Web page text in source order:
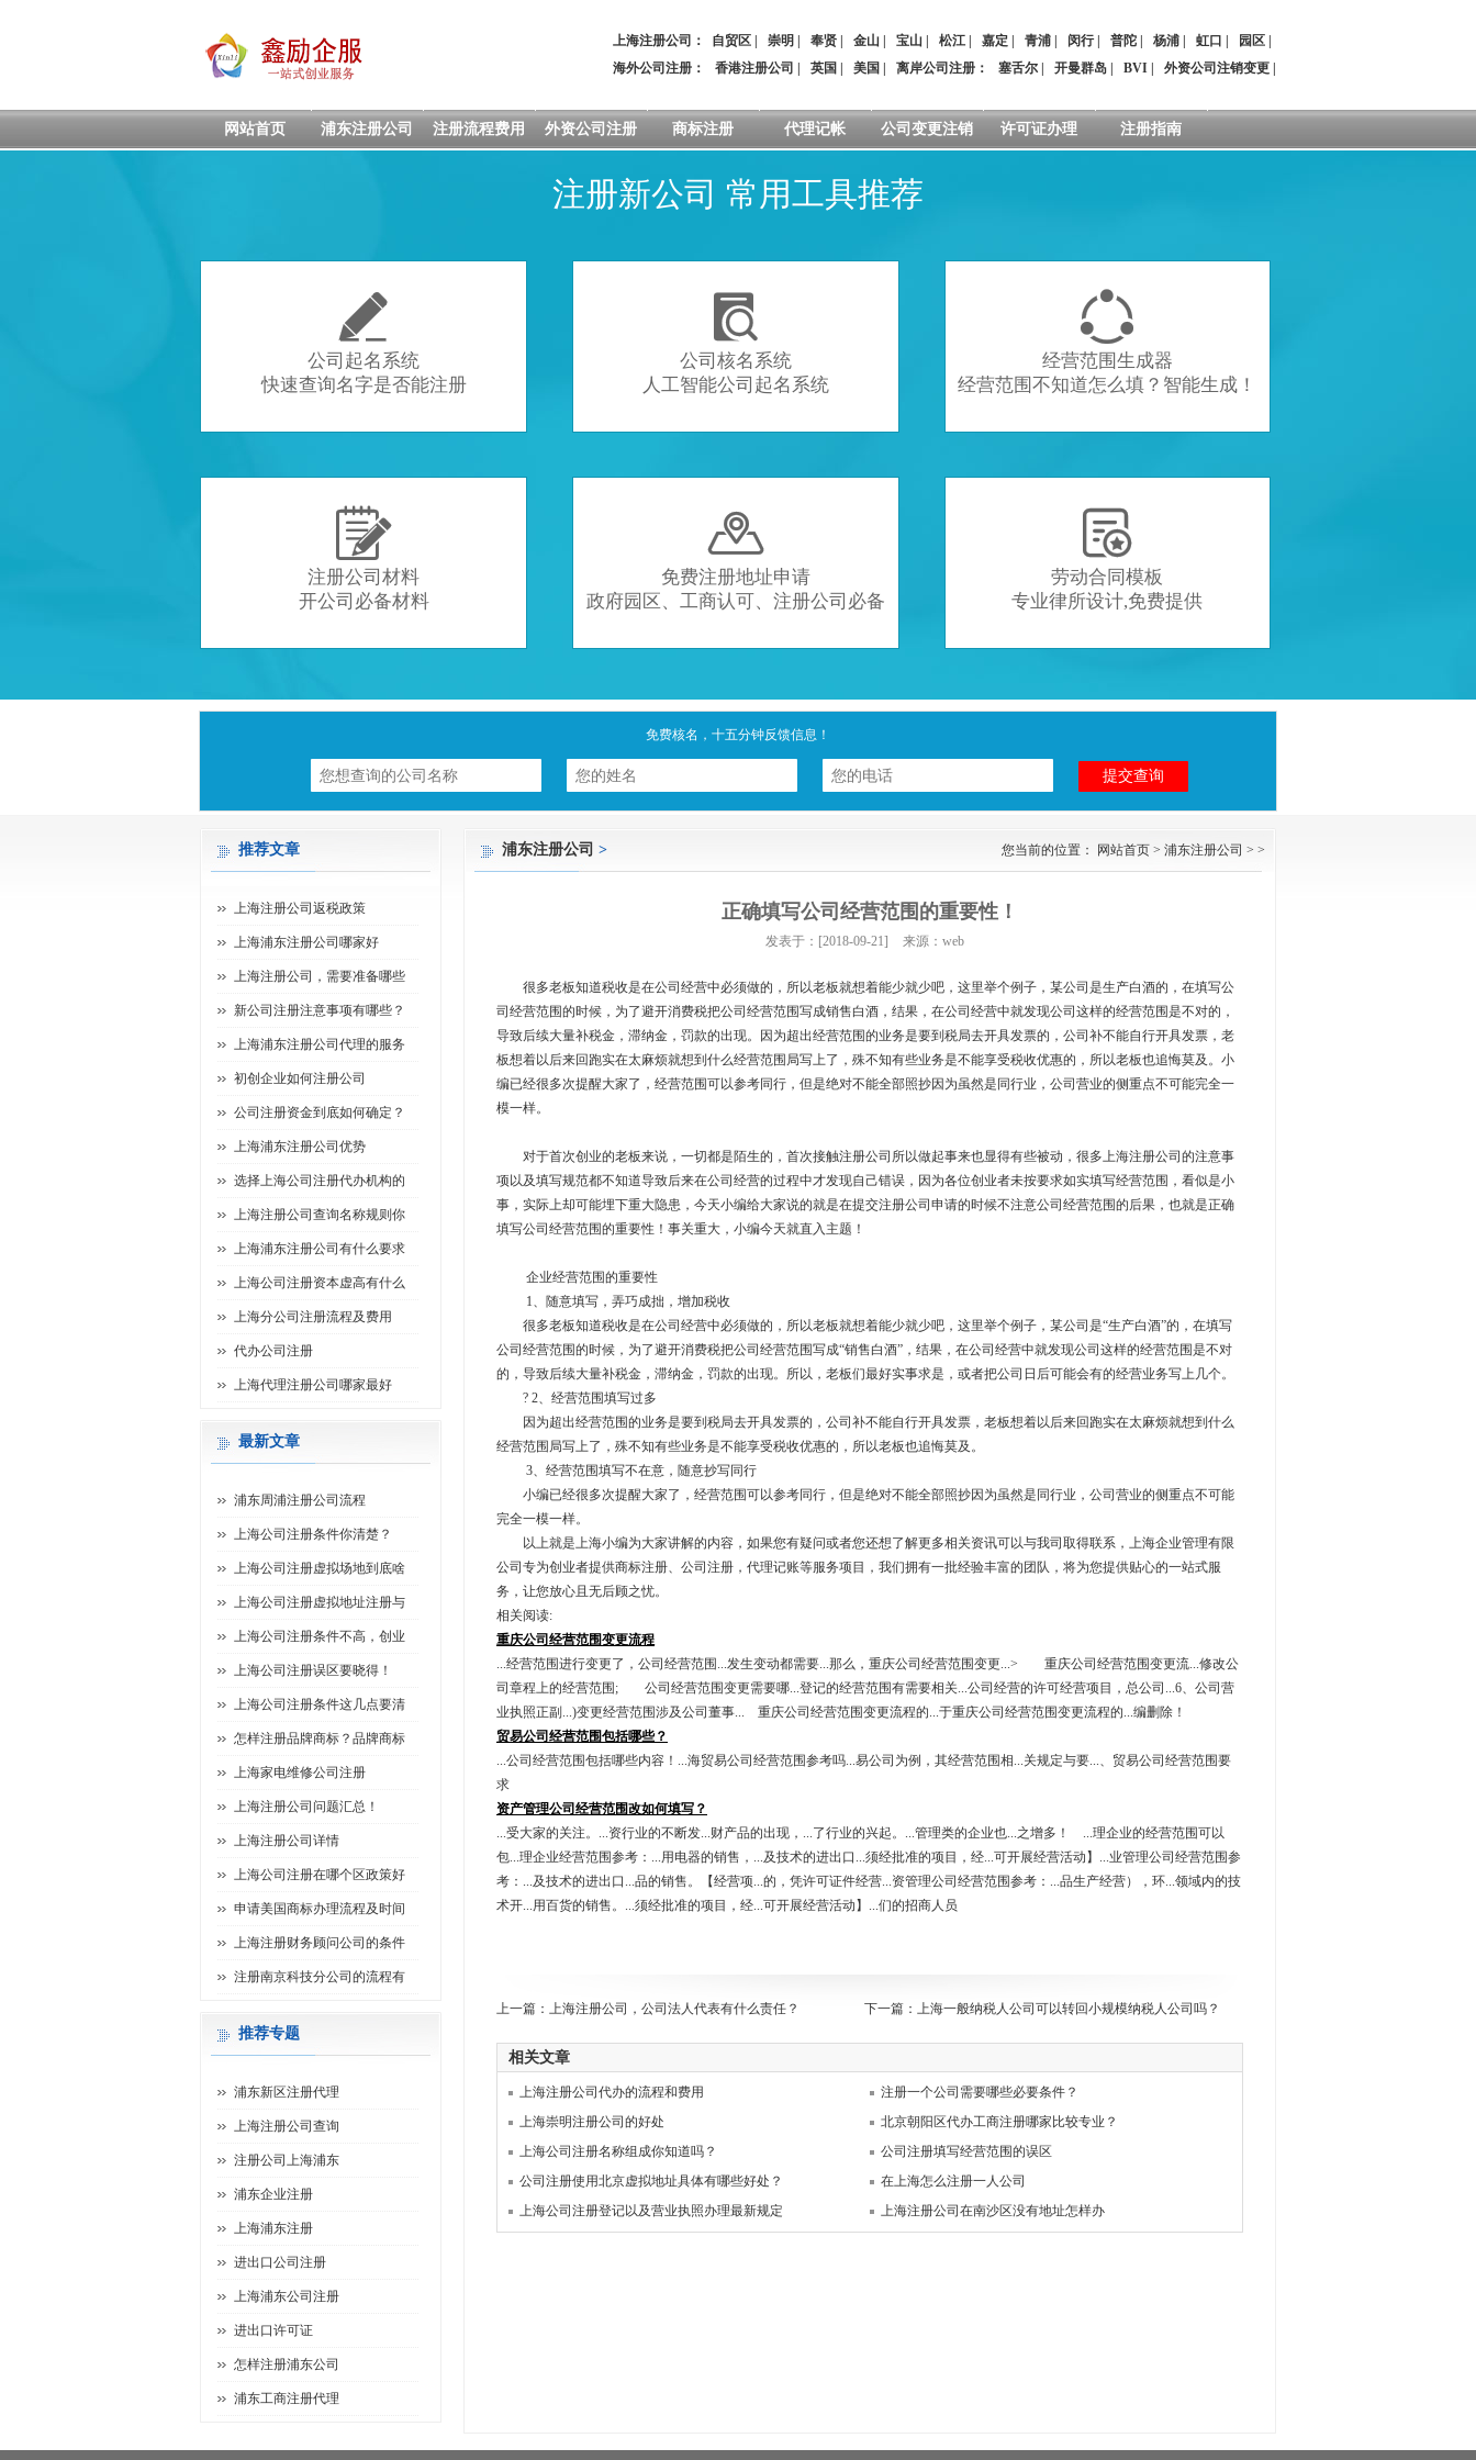
上海注册公司： 自贸区 崇明 奉贤 金山 宝山 松江 嘉定 青浦 闵行| 普陀 杨浦 虹口 园区
海外公司注册：
香港注册公司 英国 美国 离岸公司注册 ： 塞舌尔 开曼群岛 BVI 外资公司注销变更
网站首页 浦东注册公司 注册流程费用 外资公司注册 商标注册 代理记帐 公司变更注销 许可证办理 注册指南
注册新公司 常用工具推荐

公司起名系统
快速查询名字是否能注册

公司核名系统
人工智能公司起名系统

经营范围生成器
经营范围不知道怎么填？智能生成！

注册公司材料
开公司必备材料

免费注册地址申请
政府园区、工商认可、注册公司必备

劳动合同模板
专业律所设计,免费提供
免费核名，十五分钟反馈信息！
浦东注册公司 > 您当前的位置： 网站首页 > 浦东注册公司 > >
正确填写公司经营范围的重要性！
发表于：[2018-09-21] 来源：web
很多老板知道税收是在公司经营中必须做的，所以老板就想着能少就少吧，这里举个例子，某公司是生产白酒的，在填写公
司经营范围的时候，为了避开消费税把公司经营范围写成销售白酒，结果，在公司经营中就发现公司这样的经营范围是不对的，
导致后续大量补税金，滞纳金，罚款的出现。因为超出经营范围的业务是要到税局去开具发票的，公司补不能自行开具发票，老
板想着以后来回跑实在太麻烦就想到什么经营范围局写上了，殊不知有些业务是不能享受税收优惠的，所以老板也追悔莫及。小
编已经很多次提醒大家了，经营范围可以参考同行，但是绝对不能全部照抄因为虽然是同行业，公司营业的侧重点不可能完全一
模一样。
对于首次创业的老板来说，一切都是陌生的，首次接触注册公司所以做起事来也显得有些被动，很多上海注册公司的注意事
项以及填写规范都不知道导致后来在公司经营的过程中才发现自己错误，因为各位创业者未按要求如实填写经营范围，看似是小
事，实际上却可能埋下重大隐患，今天小编给大家说的就是在提交注册公司申请的时候不注意公司经营范围的后果，也就是正确
填写公司经营范围的重要性！事关重大，小编今天就直入主题！
企业经营范围的重要性
1、随意填写，弄巧成拙，增加税收
很多老板知道税收是在公司经营中必须做的，所以老板就想着能少就少吧，这里举个例子，某公司是“生产白酒”的，在填写
公司经营范围的时候，为了避开消费税把公司经营范围写成“销售白酒”，结果，在公司经营中就发现公司这样的经营范围是不对
的，导致后续大量补税金，滞纳金，罚款的出现。所以，老板们最好实事求是，或者把公司日后可能会有的经营业务写上几个。
? 2、经营范围填写过多
因为超出经营范围的业务是要到税局去开具发票的，公司补不能自行开具发票，老板想着以后来回跑实在太麻烦就想到什么
经营范围局写上了，殊不知有些业务是不能享受税收优惠的，所以老板也追悔莫及。
3、经营范围填写不在意，随意抄写同行
小编已经很多次提醒大家了，经营范围可以参考同行，但是绝对不能全部照抄因为虽然是同行业，公司营业的侧重点不可能
完全一模一样。
以上就是上海小编为大家讲解的内容，如果您有疑问或者您还想了解更多相关资讯可以与我司取得联系，上海企业管理有限
公司专为创业者提供商标注册、公司注册，代理记账等服务项目，我们拥有一批经验丰富的团队，将为您提供贴心的一站式服
务，让您放心且无后顾之忧。
相关阅读:
重庆公司经营范围变更流程
...经营范围进行变更了，公司经营范围...发生变动都需要...那么，重庆公司经营范围变更...> 重庆公司经营范围变更流...修改公
司章程上的经营范围; 公司经营范围变更需要哪...登记的经营范围有需要相关...公司经营的许可经营项目，总公司...6、公司营
业执照正副...)变更经营范围涉及公司董事... 重庆公司经营范围变更流程的...于重庆公司经营范围变更流程的...编删除！
贸易公司经营范围包括哪些？
...公司经营范围包括哪些内容！...海贸易公司经营范围参考吗...易公司为例，其经营范围相...关规定与要...、贸易公司经营范围要
求
资产管理公司经营范围改如何填写？
...受大家的关注。...资行业的不断发...财产品的出现，...了行业的兴起。...管理类的企业也...之增多！ ...理企业的经营范围可以
包...理企业经营范围参考：...用电器的销售，...及技术的进出口...须经批准的项目，经...可开展经营活动】...业管理公司经营范围参
考：...及技术的进出口...品的销售。【经营项...的，凭许可证件经营...资管理公司经营范围参考：...品生产经营），环...领域内的技
术开...用百货的销售。...须经批准的项目，经...可开展经营活动】...们的招商人员
上一篇： 上海注册公司，公司法人代表有什么责任？ 下一篇： 上海一般纳税人公司可以转回小规模纳税人公司吗？
相关文章
上海注册公司代办的流程和费用
注册一个公司需要哪些必要条件？
上海崇明注册公司的好处
北京朝阳区代办工商注册哪家比较专业？
上海公司注册名称组成你知道吗？
公司注册填写经营范围的误区
公司注册使用北京虚拟地址具体有哪些好处？
在上海怎么注册一人公司
上海公司注册登记以及营业执照办理最新规定
上海注册公司在南沙区没有地址怎样办
推荐文章
上海注册公司返税政策
上海浦东注册公司哪家好
上海注册公司，需要准备哪些
新公司注册注意事项有哪些？
上海浦东注册公司代理的服务
初创企业如何注册公司
公司注册资金到底如何确定？
上海浦东注册公司优势
选择上海公司注册代办机构的
上海注册公司查询名称规则你
上海浦东注册公司有什么要求
上海公司注册资本虚高有什么
上海分公司注册流程及费用
代办公司注册
上海代理注册公司哪家最好
最新文章
浦东周浦注册公司流程
上海公司注册条件你清楚？
上海公司注册虚拟场地到底啥
上海公司注册虚拟地址注册与
上海公司注册条件不高，创业
上海公司注册误区要晓得！
上海公司注册条件这几点要清
怎样注册品牌商标？品牌商标
上海家电维修公司注册
上海注册公司问题汇总！
上海注册公司详情
上海公司注册在哪个区政策好
申请美国商标办理流程及时间
上海注册财务顾问公司的条件
注册南京科技分公司的流程有
推荐专题
浦东新区注册代理
上海注册公司查询
注册公司上海浦东
浦东企业注册
上海浦东注册
进出口公司注册
上海浦东公司注册
进出口许可证
怎样注册浦东公司
浦东工商注册代理